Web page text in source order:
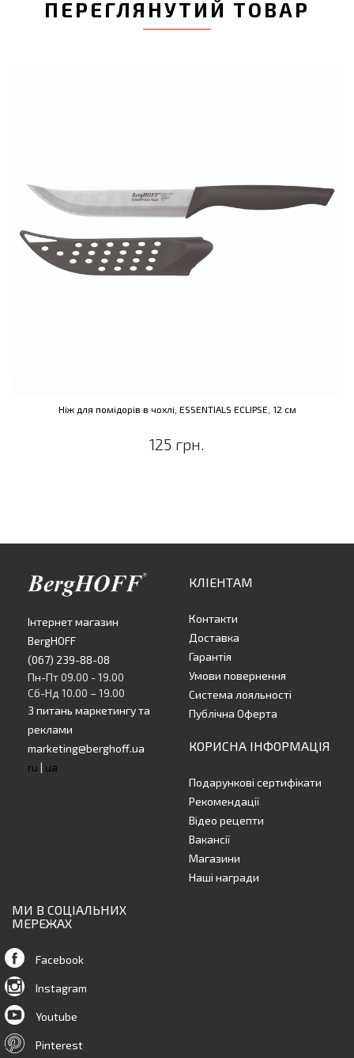
ПЕРЕГЛЯНУТИЙ ТОВАР
Ніж для помідорів в чохлі, ESSENTIALS ECLIPSE, 12 см
125 грн.
Інтернет магазин
BergHOFF
(067) 239-88-08
Пн-Пт 09.00 - 19.00
Сб-Нд 10.00 – 19.00
З питань маркетингу та
реклами
marketing@berghoff.ua
ru | ua
КЛІЕНТАМ
Контакти
Доставка
Гарантія
Умови повернення
Система лояльності
Публічна Оферта
КОРИСНА ІНФОРМАЦІЯ
Подарункові сертифікати
Рекомендації
Відео рецепти
Вакансії
Магазини
Наші награди
МИ В СОЦІАЛЬНИХ
МЕРЕЖАХ
Facebook
Instagram
Youtube
Pinterest